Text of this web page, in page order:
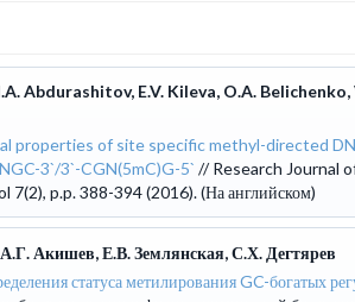
Abdurashitov, E.V. Kileva, O.A. Belichenko,
properties of site specific methyl-directed
3`/3`-CGN(5mC)G-5` // Research Journal
7(2), p.p. 388-394 (2016). (На английском)
Акишев, Е.В. Землянская, С.Х. Дегтярев
статуса метилирования GC-богатых